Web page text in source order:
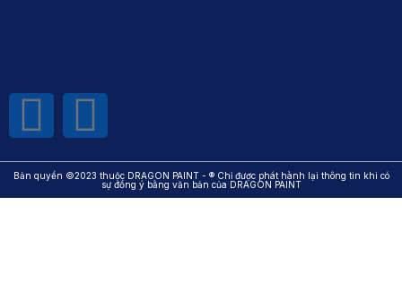
Bản quyền ©2023 thuộc DRAGON PAINT - ® Chỉ được phát hành lại thông tin khi có
sự đồng ý bằng văn bản của DRAGON PAINT